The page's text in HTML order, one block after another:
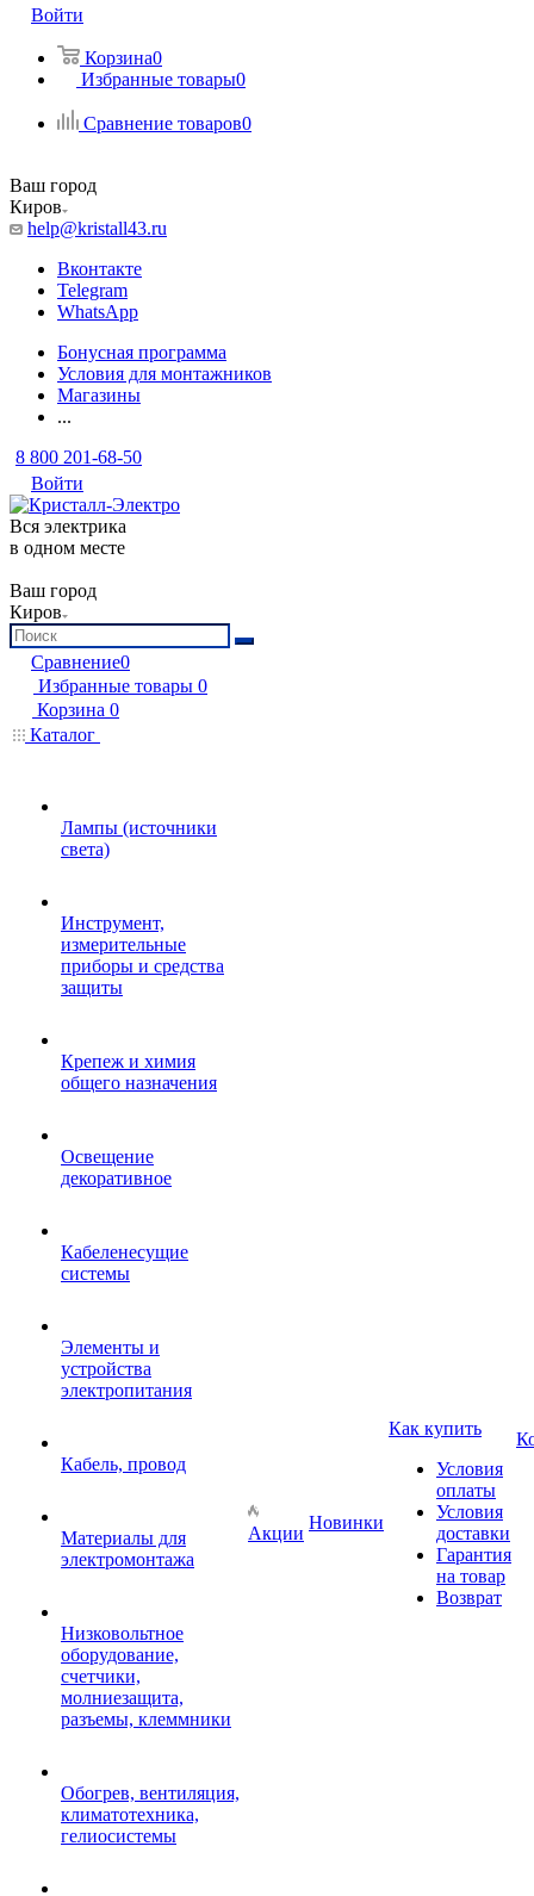
Войти
Корзина0
Избранные товары0
Сравнение товаров0
Ваш город
Киров
help@kristall43.ru
Вконтакте
Telegram
WhatsApp
Бонусная программа
Условия для монтажников
Магазины
...
8 800 201-68-50
Войти
Вся электрика
в одном месте
Ваш город
Киров
Сравнение0
Избранные товары 0
Корзина 0
Каталог
Лампы (источники
света)
Инструмент,
измерительные
приборы и средства
защиты
Крепеж и химия
общего назначения
Освещение
декоративное
Кабеленесущие
системы
Элементы и
устройства
электропитания
Кабель, провод
Материалы для
электромонтажа
Низковольтное
оборудование,
счетчики,
молниезащита,
разъемы, клеммники
Обогрев, вентиляция,
климатотехника,
гелиосистемы
Акции
Новинки
Как купить
Условия
оплаты
Условия
доставки
Гарантия
на товар
Возврат